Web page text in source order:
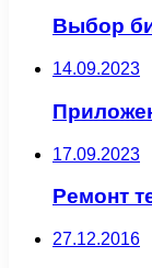
Выбор
14.09.2023
17.09.2023
Ремонт
27.12.2016